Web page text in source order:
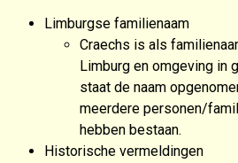
Limburgse familienaam
Craechs is als
Limburg en omgeving in
staat de naam
meerdere personen/
hebben bestaan.
Historische vermeldingen